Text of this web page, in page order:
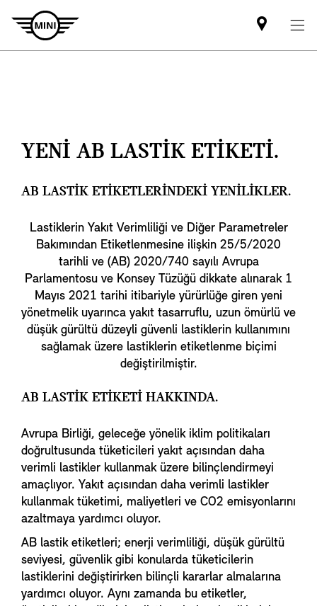
Mini
dealer
YENİ AB LASTİK ETİKETİ.
AB LASTIK ETIKETLERINDEKI YENILIKLER.
Lastiklerin Yakıt Verimliliği ve Diğer Parametreler
Bakımından Etiketlenmesine ilişkin 25/5/2020
tarihli ve (AB) 2020/740 sayılı Avrupa
Parlamentosu ve Konsey Tüzüğü dikkate alınarak 1
Mayıs 2021 tarihi itibariyle yürürlüğe giren yeni
yönetmelik uyarınca yakıt tasarruflu, uzun ömürlü ve
düşük gürültü düzeyli güvenli lastiklerin kullanımını
sağlamak üzere lastiklerin etiketlenme biçimi
değiştirilmiştir.
AB LASTİK ETİKETİ HAKKINDA.
Avrupa Birliği, geleceğe yönelik iklim politikaları
doğrultusunda tüketicileri yakıt açısından daha
verimli lastikler kullanmak üzere bilinçlendirmeyi
amaçlıyor. Yakıt açısından daha verimli lastikler
kullanmak tüketimi, maliyetleri ve CO2 emisyonlarını
azaltmaya yardımcı oluyor.
AB lastik etiketleri; enerji verimliliği, düşük gürültü
seviyesi, güvenlik gibi konularda tüketicilerin
lastiklerini değiştirirken bilinçli kararlar almalarına
yardımcı oluyor. Aynı zamanda bu etiketler,